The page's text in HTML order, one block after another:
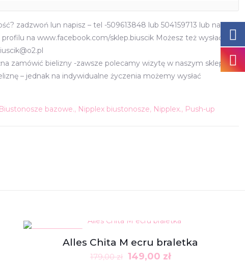
zadzwoń lun napisz – tel -509613848 lub 504159713 lub napisz
na www.facebook.com/sklep.biuscik Możesz też wysłać
zamówić bielizny -zawsze polecamy wizytę w naszym sklepie
– jednak na indywidualne życzenia możemy wysłać
Biustonosze bazowe., Nipplex biustonosze, Nipplex., Push-up
Alles Chita M ecru braletka
179,00zł Pierwotna
149,00 złAktualna